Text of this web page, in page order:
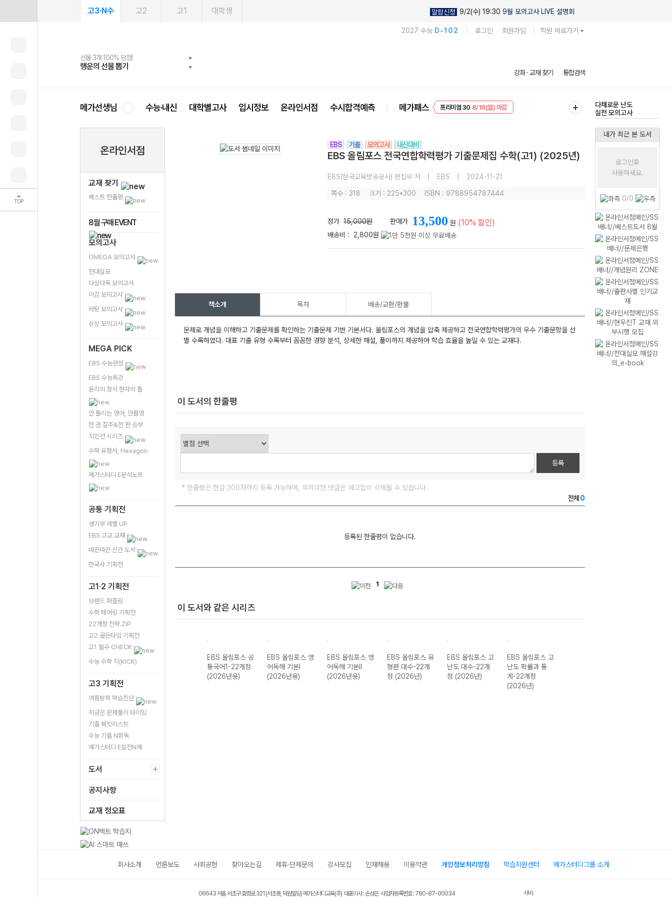
TOP
고3·N수 고2 고1 대학생 알람신청 9/2(수) 19:30 9월 모의고사 LIVE 설명회
2027 수능 D-102 로그인 회원가입 학원 바로가기
메가스터디
선물 3개 100% 당첨!
행운의 선물 뽑기
선물 100% 증정!
메가스터디 X 올리브
여름방학 스터디 캐시백
메가런 썸머스쿨
2027 러셀 단과
강사 공개선발
스마트러닝앱
설문 EVENT
메가패스
3일 무료 체험권
메가패스 수강생 무료혜택!
메가클럽 멤버십
사회공헌 캠페인
희망이룸 메가나눔
강좌 · 교재 찾기 통합검색
메가선생님 수능·내신 대학별고사 입시정보 온라인서점 수시합격예측 메가패스
EVENT 8/10(월) 마감
다채로운 난도
실전 모의고사
온라인서점
교재 찾기
베스트 한줄평
8월 구매 EVENT
모의고사
OMEGA 모의고사
전대실모
다상다독 모의고사
이감 모의고사
바탕 모의고사
상상 모의고사
MEGA PICK
EBS 수능완성
EBS 수능특강
윤리의 정석 현자의 돌
안 틀리는 영어, 안틀영
한 권 질주&한 판 승부
지인선 시리즈
수학 유형서, Hexagon
메가스터디 E분석노트
공통 기획전
생기부 레벨 UP
EBS 고교 교재
따끈따끈 신간 도서
한국사 기획전
고1·2 기획전
브랜드 퍼즐링
수학 페어링 기획전
22개정 전략.ZIP
고2 골든타임 기획전
고1 필수 CHECK
수능 수학 킥(KICK)
고3 기획전
여름방학 학습진단
지금은 문제풀이 타이밍
기출 북킷리스트
수능 기출 N회독
메가스터디 E실전N제
도서
공지사항
교재 정오표
EBS 기출 모의고사 내신대비
EBS 올림포스 전국연합학력평가 기출문제집 수학(고1) (2025년)
EBS(한국교육방송공사) 편집부 저 EBS 2024-11-21
쪽수 : 318 크기 : 225*300 ISBN : 9788954787444
정가 15,000원 판매가 13,500 원 (10% 할인)
배송비 : 2,800원
책소개 목차 배송/교환/환불
문제로 개념을 이해하고 기출문제를 확인하는 기출문제 기반 기본서다. 올림포스의 개념을 압축 제공하고 전국연합학력평가의 우수 기출문항을 선
별 수록하였다. 대표 기출 유형 수록부터 꼼꼼한 경향 분석, 상세한 해설, 풀이까지 제공하여 학습 효율을 높일 수 있는 교재다.
이 도서의 한줄평
등록
* 한줄평은 한글 300자까지 등록 가능하며, 무의미한 댓글은 예고없이 삭제될 수 있습니다.
전체 0
등록된 한줄평이 없습니다.
1
이 도서와 같은 시리즈
EBS 올림포스 고
급영어독해 영미
정 (2026년용)
EBS 올림포스 공
통국어1-22개정
(2026년용)
EBS 올림포스 영
어독해 기본I
(2026년용)
EBS 올림포스 영
어독해 기본II
(2026년용)
EBS 올림포스 유
형편 대수-22개
정 (2026년)
EBS 올림포스 고
난도 대수-22개
정 (2026년)
EBS 올림포스 고
난도 확률과 통
계-22개정
(2026년)
내가 최근 본 도서
로그인후
사용하세요.
0/0
회사소개 언론보도 사회공헌 찾아오는길 제휴·단체문의 강사모집 인재채용 이용약관 개인정보처리방침 학습지원센터 메가스터디그룹 소개
06643 서울 서초구 효령로 321 (서초동, 덕원빌딩) 메가스터디교육(주) 대표이사 : 손성은 사업자등록번호 : 780-87-00034 서비스 가입사실 확인